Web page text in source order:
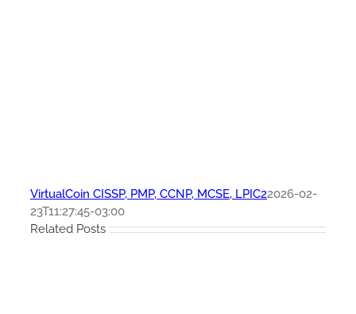
VirtualCoin CISSP, PMP, CCNP, MCSE, LPIC22026-02-
23T11:27:45-03:00
Related Posts